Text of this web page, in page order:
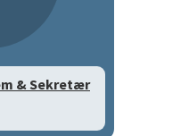
& Sekretær